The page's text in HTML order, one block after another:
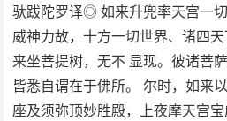
驮跋陀罗译◎ 如来升兜率天宫一
威神力故，十方一切世界、诸四
来坐菩提树，无不 显现。彼诸菩
皆悉自谓在于佛所。 尔时，如来
座及须弥顶妙胜殿，上夜摩天宫